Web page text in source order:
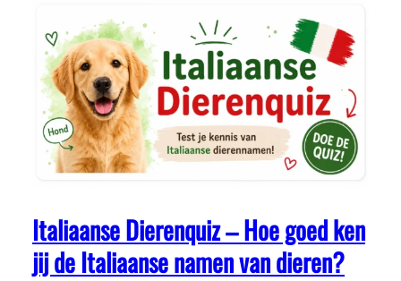
Italiaanse Dierenquiz – Hoe goed ken
jij de Italiaanse namen van dieren?